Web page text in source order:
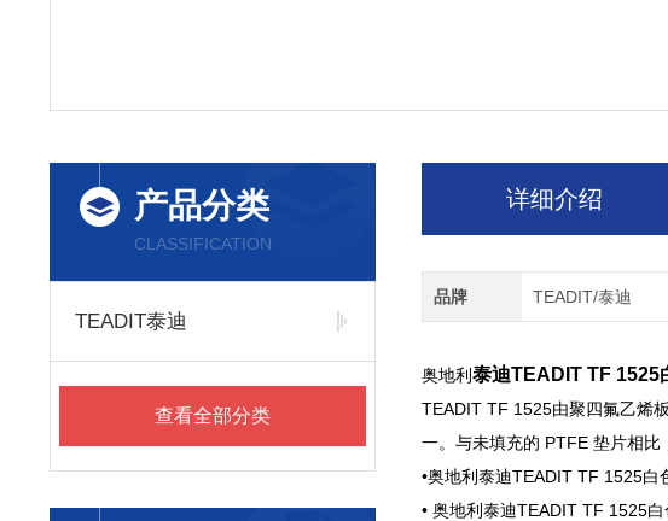
产品分类
CLASSIFICATION
TEADIT泰迪
查看全部分类
详细介绍
品牌 TEADIT/泰迪
奥地利泰迪TEADIT TF 1525
TEADIT TF 1525由聚四氟乙烯
一。与未填充的 PTFE 垫片相比
•奥地利泰迪TEADIT TF 1525白
• 奥地利泰迪TEADIT TF 1525